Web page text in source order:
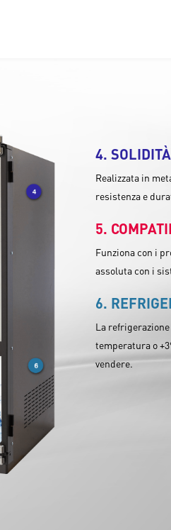
SOLIDITÀ
Realizzata in
resistenza e
Funziona con i
assoluta con i
La
temperatura o
vendere.